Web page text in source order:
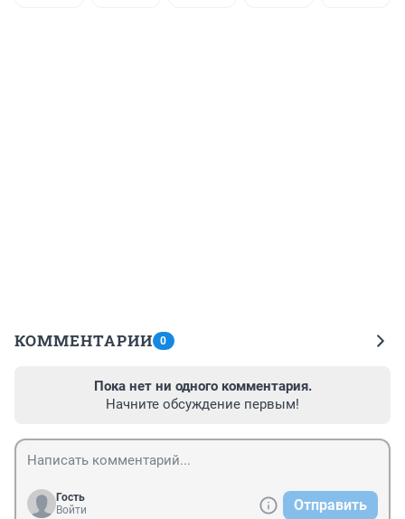
КОММЕНТАРИИ 0
Пока нет ни одного комментария.
Начните обсуждение первым!
Гость
Войти
Отправить